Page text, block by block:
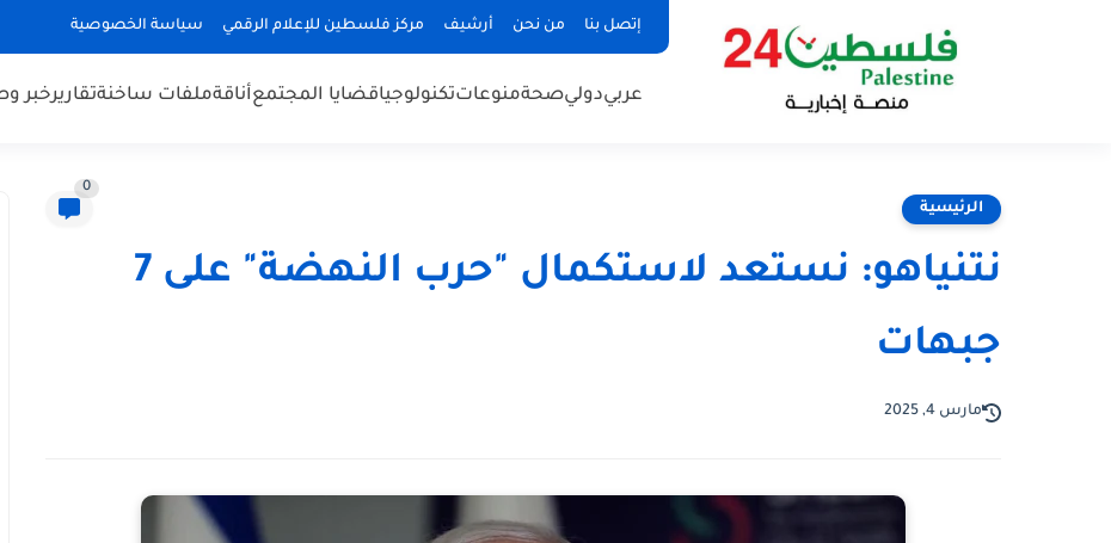
إتصل بنا من نحن أرشيف مركز فلسطين للإعلام الرقمي سياسة الخصوصية
عربيدوليصحةمنوعاتتكنولوجياقضايا المجتمعأناقةملفات ساخنةتقاريرخبر
الرئيسية
0
نتنياهو: نستعد لاستكمال "حرب النهضة" على 7
جبهات
مارس 4, 2025